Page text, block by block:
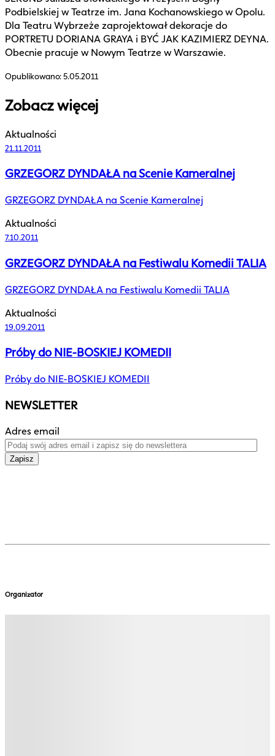
Podbielskiej w Teatrze im. Jana Kochanowskiego w Opolu.
Dla Teatru Wybrzeże zaprojektował dekoracje do
PORTRETU DORIANA GRAYA i BYĆ JAK KAZIMIERZ DEYNA.
Obecnie pracuje w Nowym Teatrze w Warszawie.
Opublikowano:5.05.2011
Zobacz więcej
Aktualności
21.11.2011
GRZEGORZ DYNDAŁA na Scenie Kameralnej
GRZEGORZ DYNDAŁA na Scenie Kameralnej
Aktualności
7.10.2011
GRZEGORZ DYNDAŁA na Festiwalu Komedii TALIA
GRZEGORZ DYNDAŁA na Festiwalu Komedii TALIA
Aktualności
19.09.2011
Próby do NIE-BOSKIEJ KOMEDII
Próby do NIE-BOSKIEJ KOMEDII
NEWSLETTER
Adres email
Zapisz
Organizator